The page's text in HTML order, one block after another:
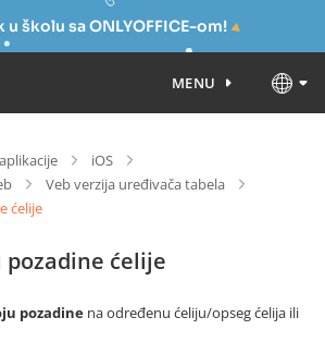
u školu sa ONLYOFFICE-om!
MENU
iOS
Veb verzija uređivača tabela
ćelije
ćelije
pozadine na određenu ćeliju/opseg ćelija ili